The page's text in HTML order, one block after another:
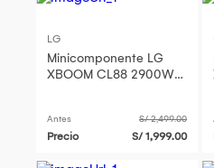
LG
Minicomponente LG
XBOOM CL88 2900W
Antes S/ 2,499.00
Precio S/ 1,999.00